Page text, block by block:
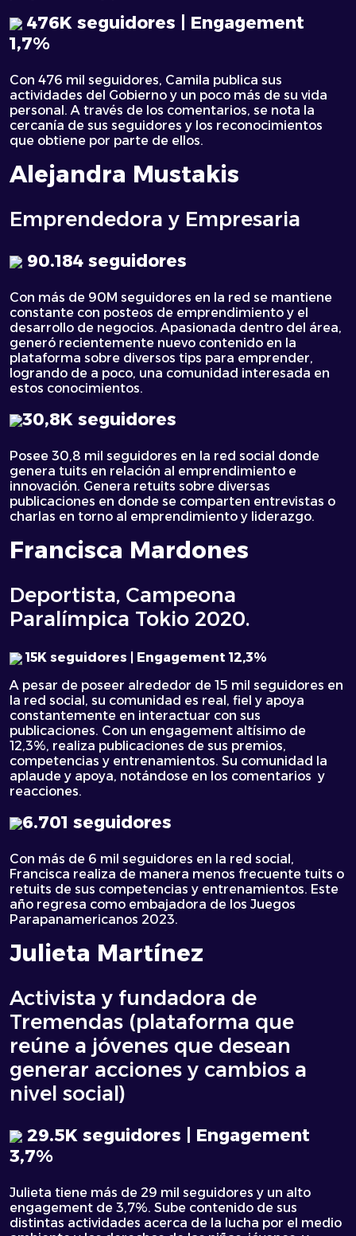
476K seguidores | Engagement
1,7%
Con 476 mil seguidores, Camila publica sus
actividades del Gobierno y un poco más de su vida
personal. A través de los comentarios, se nota la
cercanía de sus seguidores y los reconocimientos
que obtiene por parte de ellos.
Alejandra Mustakis
Emprendedora y Empresaria
90.184 seguidores
Con más de 90M seguidores en la red se mantiene
constante con posteos de emprendimiento y el
desarrollo de negocios. Apasionada dentro del área,
generó recientemente nuevo contenido en la
plataforma sobre diversos tips para emprender,
logrando de a poco, una comunidad interesada en
estos conocimientos.
30,8K seguidores
Posee 30,8 mil seguidores en la red social donde
genera tuits en relación al emprendimiento e
innovación. Genera retuits sobre diversas
publicaciones en donde se comparten entrevistas o
charlas en torno al emprendimiento y liderazgo.
Francisca Mardones
Deportista, Campeona
Paralímpica Tokio 2020.
15K seguidores | Engagement 12,3%
A pesar de poseer alrededor de 15 mil seguidores en
la red social, su comunidad es real, fiel y apoya
constantemente en interactuar con sus
publicaciones. Con un engagement altísimo de
12,3%, realiza publicaciones de sus premios,
competencias y entrenamientos. Su comunidad la
aplaude y apoya, notándose en los comentarios y
reacciones.
6.701 seguidores
Con más de 6 mil seguidores en la red social,
Francisca realiza de manera menos frecuente tuits o
retuits de sus competencias y entrenamientos. Este
año regresa como embajadora de los Juegos
Parapanamericanos 2023.
Julieta Martínez
Activista y fundadora de
Tremendas (plataforma que
reúne a jóvenes que desean
generar acciones y cambios a
nivel social)
29.5K seguidores | Engagement
3,7%
Julieta tiene más de 29 mil seguidores y un alto
engagement de 3,7%. Sube contenido de sus
distintas actividades acerca de la lucha por el medio